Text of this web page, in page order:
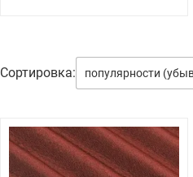
Сортировка: популярности